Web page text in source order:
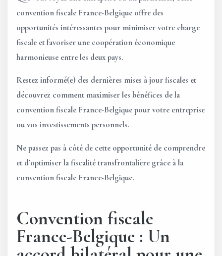
convention fiscale France-Belgique offre des
opportunités intéressantes pour minimiser votre charge
fiscale et favoriser une coopération économique
harmonieuse entre les deux pays.
Restez informé(e) des dernières mises à jour fiscales et
découvrez comment maximiser les bénéfices de la
convention fiscale France-Belgique pour votre entreprise
ou vos investissements personnels.
Ne passez pas à côté de cette opportunité de comprendre
et d’optimiser la fiscalité transfrontalière grâce à la
convention fiscale France-Belgique.
Convention fiscale
France-Belgique : Un